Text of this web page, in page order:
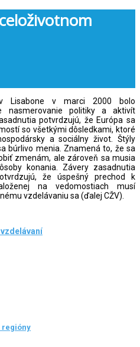
Lisabone v marci 2000 bolo
nasmerovanie politiky a aktivít
potvrdzujú, že Európa sa
so všetkými dôsledkami, ktoré
a sociálny život. Štýly
búrlivo menia. Znamená to, že sa
zmenám, ale zároveň sa musia
konania. Závery zasadnutia
že úspešný prechod k
na vedomostiach musí
vzdelávaniu sa (ďalej CŽV).
regióny